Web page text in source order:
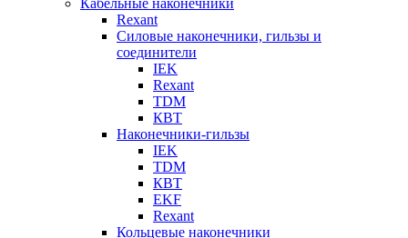
Rexant
Силовые наконечники, гильзы и
соединители
IEK
Rexant
TDM
КВТ
Наконечники-гильзы
IEK
TDM
КВТ
EKF
Rexant
Кольцевые наконечники